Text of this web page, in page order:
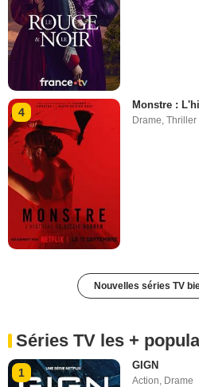
4
Monstre :
Drame,Thriller
Nouvelles séries TV
Séries TV les +
1
GIGN
Action Drame